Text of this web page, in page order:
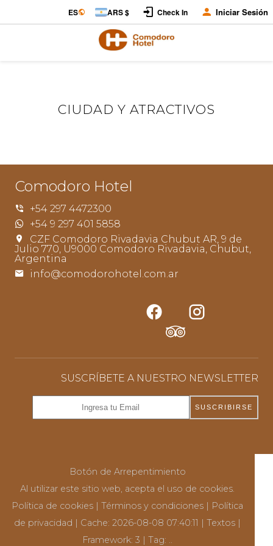
ES ARS $ Check In Iniciar Sesión
CIUDAD Y ATRACTIVOS
Comodoro Hotel
+54 297 4472300
+54 9 297 401 5858
CZF Comodoro Rivadavia Chubut AR, 9 de
Julio 770, U9000 Comodoro Rivadavia, Chubut,
Argentina
info@comodorohotel.com.ar
SUSCRÍBETE A NUESTRO NEWSLETTER
SUSCRIBIRSE
Botón de Arrepentimiento
Al utilizar este sitio web, acepta el uso de cookies.
Política de cookies | Términos y condiciones | Política
de privacidad | Cache: 2026-08-08 07:40:11 | Textos |
Framework: 3 | Tag: ..